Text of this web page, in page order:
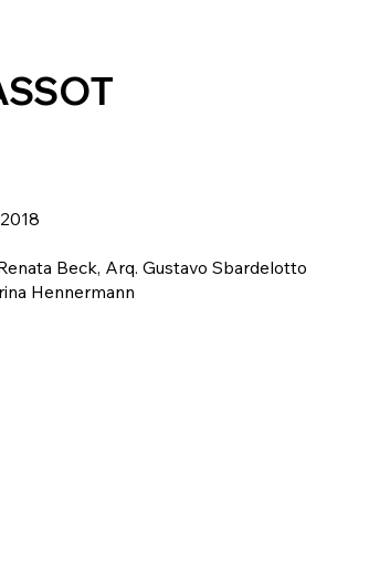
Beck, Arq. Gustavo Sbardelotto
Hennermann